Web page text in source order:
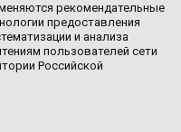
рекомендательные
предоставления
и анализа
пользователей сети
Российской